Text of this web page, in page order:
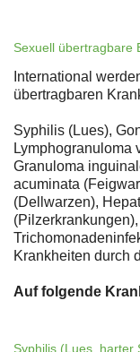
Sexuell übertragbare
International
übertragbaren
Syphilis (Lues),
Lymphogranuloma
Granuloma
acuminata
(Dellwarzen),
Krankheiten durch
Auf folgende
Syphilis (Lues, harter